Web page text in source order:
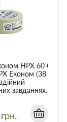
HPX 60 С
Економ (38
завданнях.
грн.